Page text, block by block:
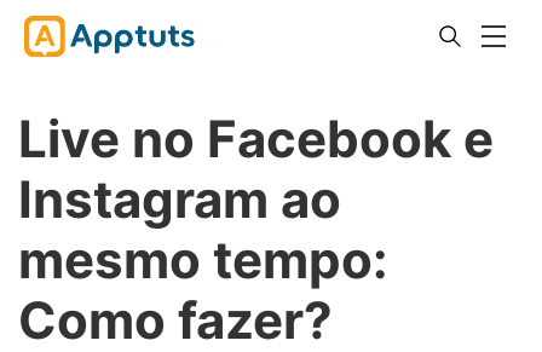
Live no Facebook e
Instagram ao
mesmo tempo:
Como fazer?